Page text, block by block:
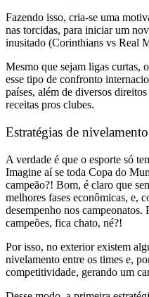
Fazendo isso, cria-se uma
nas torcidas, para iniciar um
inusitado (Corinthians vs Real
Mesmo que sejam ligas curtas,
esse tipo de confronto
países, além de diversos
receitas pros clubes.
Estratégias de nivelamento
A verdade é que o esporte só
Imagine aíse toda Copa do
campeão?! Bom, é claro que
melhores fases econômicas, e,
desempenho nos campeonatos.
campeões, fica chato, né?!
Por isso, no exterior existem
nivelamento entre os times e,
competitividade, gerando um